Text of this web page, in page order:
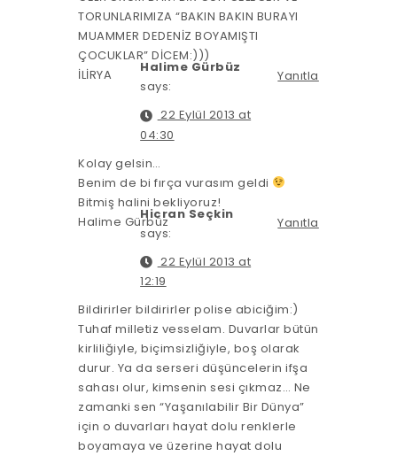
TORUNLARIMIZA “BAKIN BAKIN BURAYI
MUAMMER DEDENİZ BOYAMIŞTI
ÇOCUKLAR” DİCEM:)))
İLİRYA
Yanıtla
Halime Gürbüz
says:
22 Eylül 2013 at
04:30
Kolay gelsin…
Benim de bi fırça vurasım geldi
Bitmiş halini bekliyoruz!
Halime Gürbüz
Yanıtla
Hicran Seçkin
says:
22 Eylül 2013 at
12:19
Bildirirler bildirirler polise abiciğim:)
Tuhaf milletiz vesselam. Duvarlar bütün
kirliliğiyle, biçimsizliğiyle, boş olarak
durur. Ya da serseri düşüncelerin ifşa
sahası olur, kimsenin sesi çıkmaz… Ne
zamanki sen “Yaşanılabilir Bir Dünya”
için o duvarları hayat dolu renklerle
boyamaya ve üzerine hayat dolu